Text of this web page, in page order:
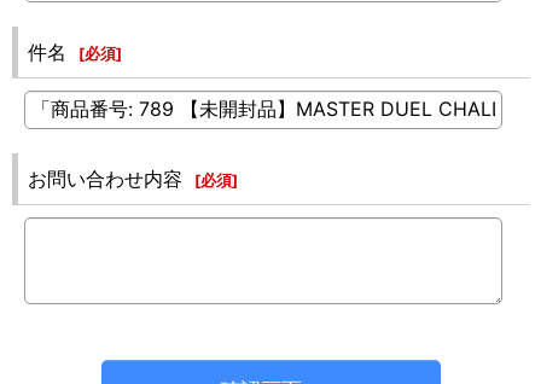
件名 [必須]
お問い合わせ内容 [必須]